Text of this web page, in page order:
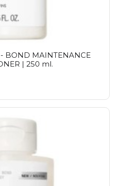
BOND MAINTENANCE
| 250 ml.